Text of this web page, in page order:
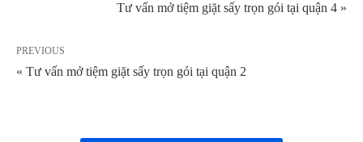
Tư vấn mở tiệm giặt sấy trọn gói tại quận 4 »
PREVIOUS
« Tư vấn mở tiệm giặt sấy trọn gói tại quận 2